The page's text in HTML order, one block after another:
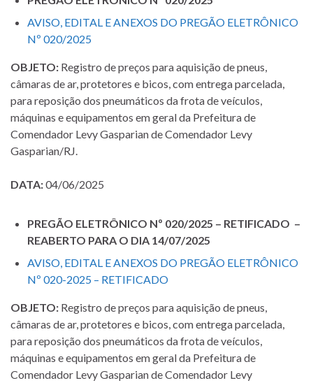
AVISO, EDITAL E ANEXOS DO PREGÃO ELETRÔNICO
Nº 020/2025
OBJETO: Registro de preços para aquisição de pneus,
câmaras de ar, protetores e bicos, com entrega parcelada,
para reposição dos pneumáticos da frota de veículos,
máquinas e equipamentos em geral da Prefeitura de
Comendador Levy Gasparian de Comendador Levy
Gasparian/RJ.
DATA:04/06/2025
PREGÃO ELETRÔNICO Nº 020/2025 – RETIFICADO –
REABERTO PARA O DIA 14/07/2025
AVISO, EDITAL E ANEXOS DO PREGÃO ELETRÔNICO
Nº 020-2025 – RETIFICADO
OBJETO: Registro de preços para aquisição de pneus,
câmaras de ar, protetores e bicos, com entrega parcelada,
para reposição dos pneumáticos da frota de veículos,
máquinas e equipamentos em geral da Prefeitura de
Comendador Levy Gasparian de Comendador Levy